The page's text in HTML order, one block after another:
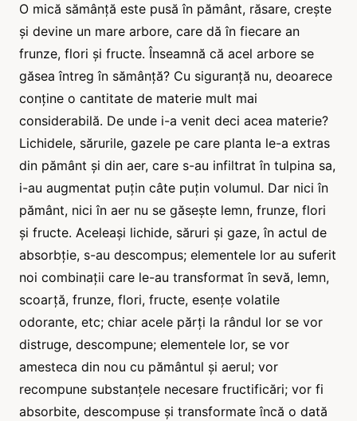
O mică sămânță este pusă în pământ, răsare, crește
și devine un mare arbore, care dă în fiecare an
frunze, flori și fructe. Înseamnă că acel arbore se
găsea întreg în sămânță? Cu siguranță nu, deoarece
conține o cantitate de materie mult mai
considerabilă. De unde i-a venit deci acea materie?
Lichidele, sărurile, gazele pe care planta le-a extras
din pământ și din aer, care s-au infiltrat în tulpina sa,
i-au augmentat puțin câte puțin volumul. Dar nici în
pământ, nici în aer nu se găsește lemn, frunze, flori
și fructe. Aceleași lichide, săruri și gaze, în actul de
absorbție, s-au descompus; elementele lor au suferit
noi combinații care le-au transformat în sevă, lemn,
scoarță, frunze, flori, fructe, esențe volatile
odorante, etc; chiar acele părți la rândul lor se vor
distruge, descompune; elementele lor, se vor
amesteca din nou cu pământul și aerul; vor
recompune substanțele necesare fructificări; vor fi
absorbite, descompuse și transformate încă o dată